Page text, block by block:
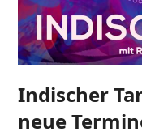
Indischer
neue